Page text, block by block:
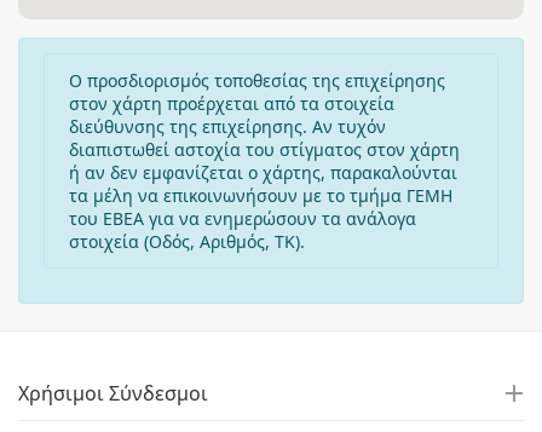
Ο προσδιορισμός τοποθεσίας της επιχείρησης
στον χάρτη προέρχεται από τα στοιχεία
διεύθυνσης της επιχείρησης. Αν τυχόν
διαπιστωθεί αστοχία του στίγματος στον χάρτη
ή αν δεν εμφανίζεται ο χάρτης, παρακαλούνται
τα μέλη να επικοινωνήσουν με το τμήμα ΓΕΜΗ
του ΕΒΕΑ για να ενημερώσουν τα ανάλογα
στοιχεία (Οδός, Αριθμός, ΤΚ).
Χρήσιμοι Σύνδεσμοι